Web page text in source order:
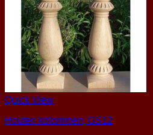
Quick View
Houten kolommen, GS12